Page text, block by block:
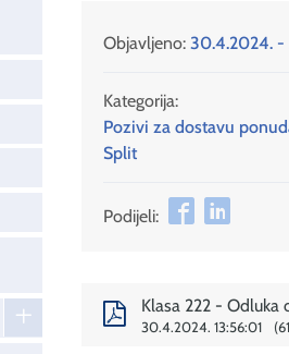
Objavljeno: 30.4.2024. -
Kategorija:
Pozivi za dostavu
Split
Podijeli:
Klasa 222 - Odluka
30.4.2024. 13:56:01